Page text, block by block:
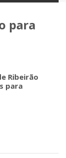
para
Ribeirão
para